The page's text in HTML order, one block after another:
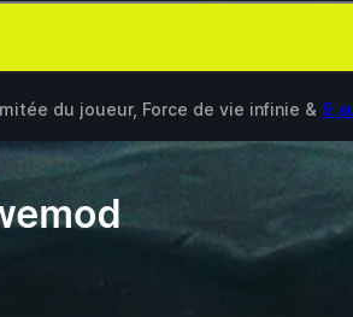
du joueur, Force de vie infinie & 9